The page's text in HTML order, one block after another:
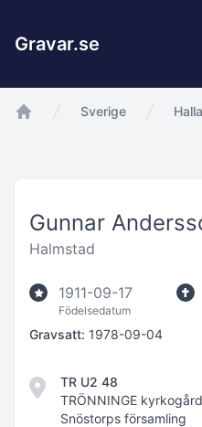
Gravar.se
Sverige
Gunnar
Halmstad
1911-09-17
Födelsedatum
Gravsatt: 1978-09-04
TR U2 48
TRÖNNINGE kyrkogård
Snöstorps församling